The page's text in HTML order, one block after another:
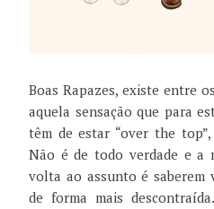
Boas Rapazes, existe entre
aquela sensação que para
têm de estar “over the
Não é de todo verdade e a
volta ao assunto é saberem
de forma mais